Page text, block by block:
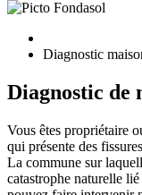
Diagnostic
Diagnostic de
Vous êtes propriétaire
qui présente des
La commune sur
catastrophe naturelle